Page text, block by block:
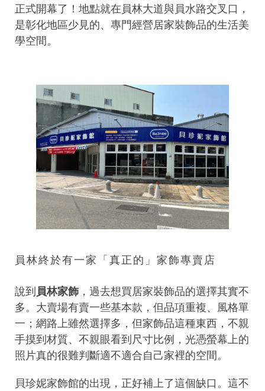
正式開幕了！地點就在員林大道與員水路交叉口，
是彰化地區少見的、專門經營居家裝飾品的生活美
學空間。
員林終於有一家「真正的」家飾專賣店
說到員林家飾 ，過去想買居家裝飾品的選擇其實不
多。大賣場有賣一些基本款，但品項重複、風格單
一；網路上雖然選擇多，但家飾品這種東西，不親
手摸到材質、不親眼看到尺寸比例，光憑螢幕上的
照片真的很難判斷適不適合自己家裡的空間。
貝珍妮家飾館的出現，正好補上了這個缺口。這不